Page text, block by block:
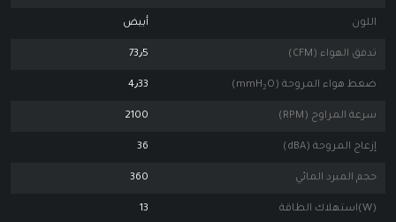
اللون أبيض
تدفق الهواء (CFM) 73٫5
ضغط هواء المروحة (mmH₂O) 4٫33
سرعة المراوح (RPM) 2100
إزعاج المروحة (dBA) 36
حجم المبرد المائي 360
(W)استهلاك الطاقة 13